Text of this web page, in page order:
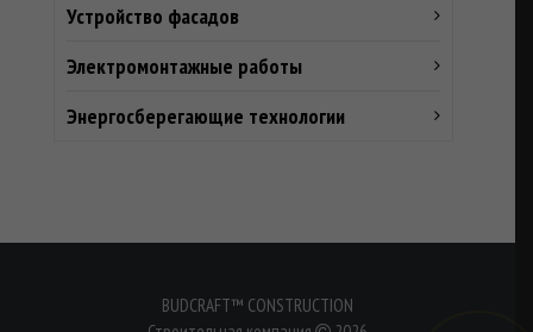
Устройство фасадов
Электромонтажные работы
Энергосберегающие технологии
BUDCRAFT™ CONSTRUCTION